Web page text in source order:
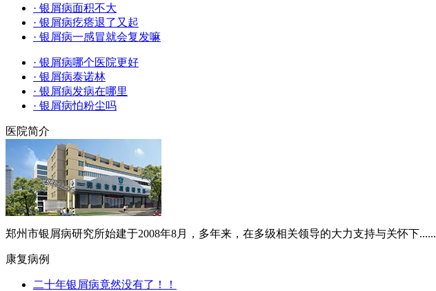
· 银屑病面积不大
· 银屑病疙瘩退了又起
· 银屑病一感冒就会复发嘛
· 银屑病哪个医院更好
· 银屑病泰诺林
· 银屑病发病在哪里
· 银屑病怕粉尘吗
医院简介
郑州市银屑病研究所始建于2008年8月，多年来，在多级相关领导的大力支持与关怀下......
康复病例
二十年银屑病竟然没有了！！